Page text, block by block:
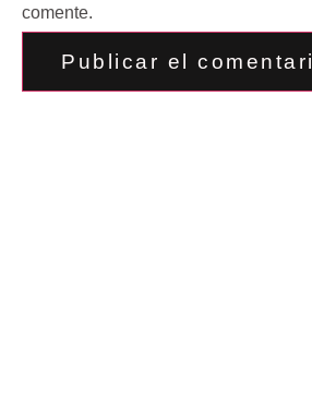
comente.